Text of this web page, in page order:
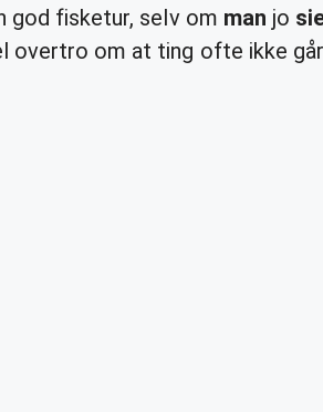
god fisketur, selv om man jo
overtro om at ting ofte ikke